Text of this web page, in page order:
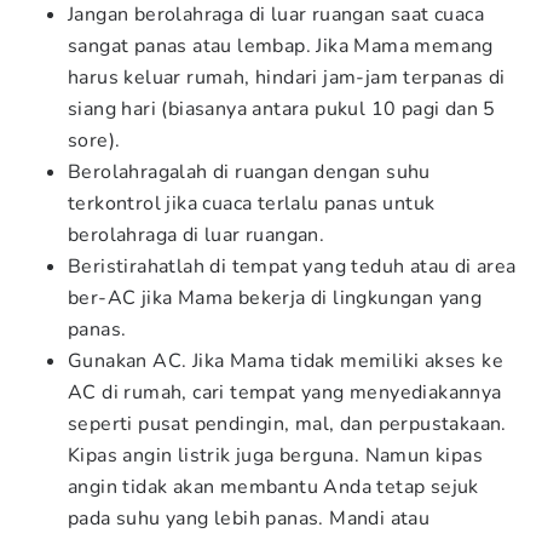
Jangan berolahraga di luar ruangan saat cuaca
sangat panas atau lembap. Jika Mama memang
harus keluar rumah, hindari jam-jam terpanas di
siang hari (biasanya antara pukul 10 pagi dan 5
sore).
Berolahragalah di ruangan dengan suhu
terkontrol jika cuaca terlalu panas untuk
berolahraga di luar ruangan.
Beristirahatlah di tempat yang teduh atau di area
ber-AC jika Mama bekerja di lingkungan yang
panas.
Gunakan AC. Jika Mama tidak memiliki akses ke
AC di rumah, cari tempat yang menyediakannya
seperti pusat pendingin, mal, dan perpustakaan.
Kipas angin listrik juga berguna. Namun kipas
angin tidak akan membantu Anda tetap sejuk
pada suhu yang lebih panas. Mandi atau